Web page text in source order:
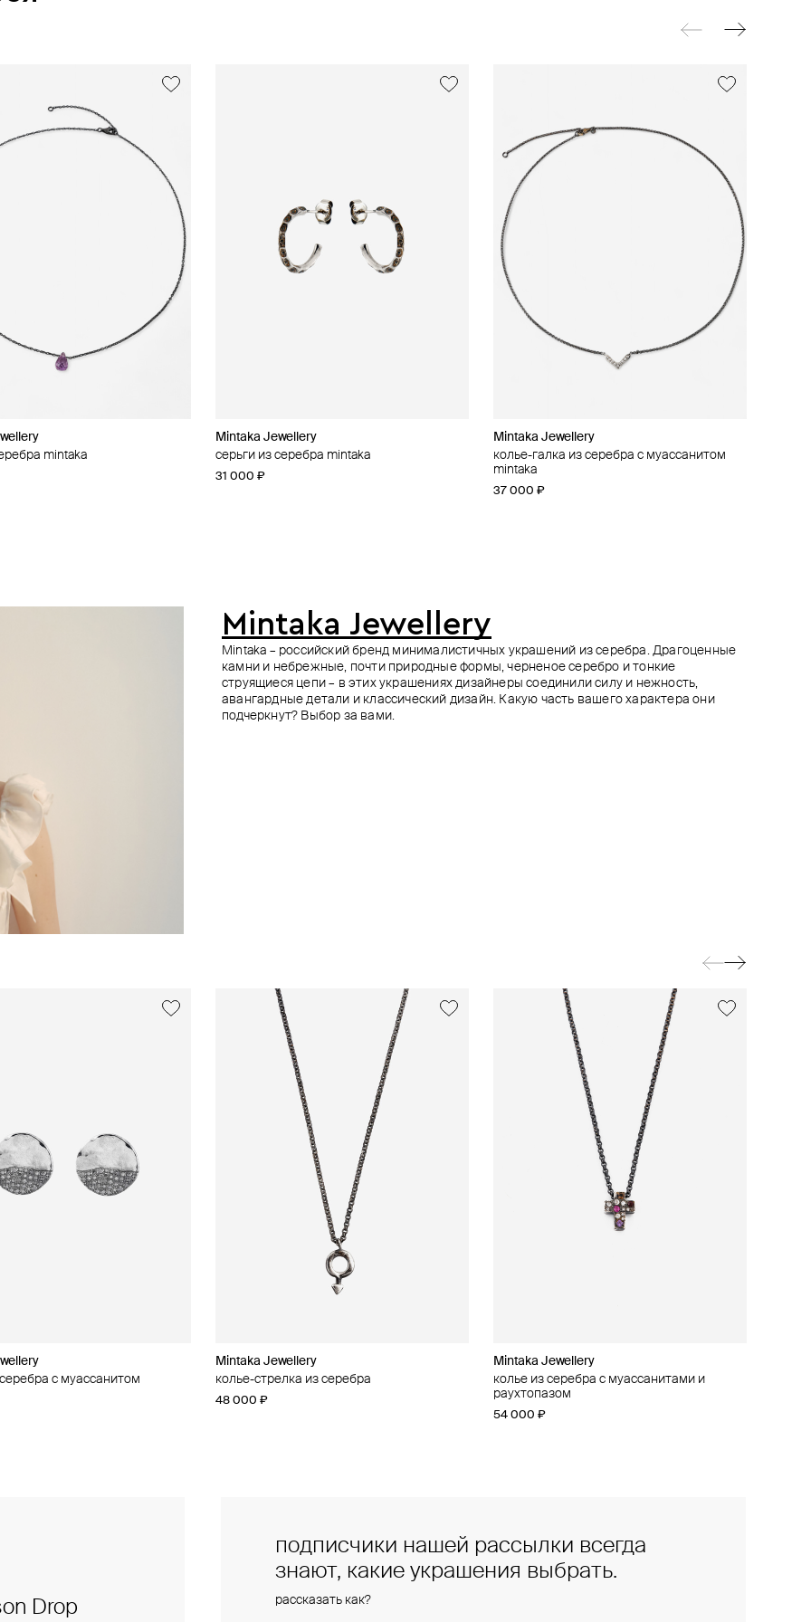
mintaka
Mintaka Jewellery
серьги из серебра mintaka
31 000 ₽
Mintaka Jewellery
колье-галка из серебра с муассанитом
mintaka
37 000 ₽
CULT VII
колье из серебра с подвеской light of love с
муассанитом
Maximilian Silver Label
подвеска из серебра с черным рутением
«символ жизни»
21 120 ₽
тело из серебра
OSSA
кольцо из серебра с муассанитом
24 000 ₽
OSSA
кольцо из серебра
32 000 ₽
Kintsugi Jewelry
подвеска из серебра hope с бриллиантом
199 000 ₽
Kintsugi Jewelry
колье volcanic power
169 000 ₽
Mintaka Jewellery
Mintaka – российский бренд минималистичных украшений из серебра. Драгоценные
камни и небрежные, почти природные формы, черненое серебро и тонкие
струящиеся цепи – в этих украшениях дизайнеры соединили силу и нежность,
авангардные детали и классический дизайн. Какую часть вашего характера они
подчеркнут? Выбор за вами.
с муассанитом
Mintaka Jewellery
колье-стрелка из серебра
48 000 ₽
Mintaka Jewellery
колье из серебра с муассанитами и
раухтопазом
54 000 ₽
с муассанитом
Mintaka Jewellery
колье из серебра
28 000 ₽
подписчики нашей рассылки всегда
знают, какие украшения выбрать.
рассказать как?
Drop